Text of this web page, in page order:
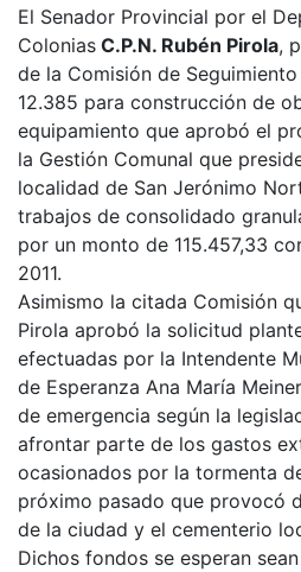
El Senador Provincial por el
Colonias C.P.N. Rubén Pirola,
de la Comisión de
12.385 para construcción de
equipamiento que aprobó el
la Gestión Comunal que
localidad de San Jerónimo
trabajos de consolidado
por un monto de 115.457,33
2011.
Asimismo la citada Comisión
Pirola aprobó la solicitud
efectuadas por la Intendente
de Esperanza Ana María
de emergencia según la
afrontar parte de los gastos
ocasionados por la tormenta
próximo pasado que provocó
de la ciudad y el cementerio
Dichos fondos se esperan